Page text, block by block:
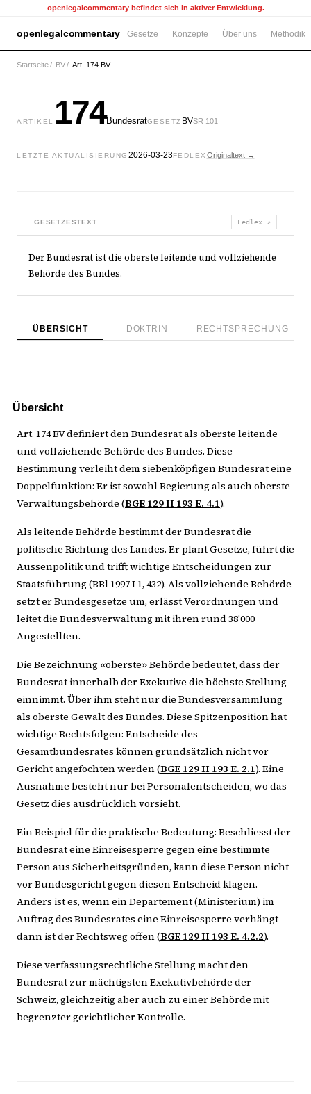
openlegalcommentary befindet sich in aktiver Entwicklung.
openlegalcommentary Gesetze Konzepte Über uns Methodik
Startseite/ BV/ Art. 174 BV
ARTIKEL 174BundesratGESETZ BVSR 101
LETZTE AKTUALISIERUNG 2026-03-23FEDLEX Originaltext →
GESETZESTEXT Fedlex ↗
Der Bundesrat ist die oberste leitende und vollziehende
Behörde des Bundes.
ÜBERSICHT DOKTRIN RECHTSPRECHUNG
Übersicht
Art. 174 BV definiert den Bundesrat als oberste leitende
und vollziehende Behörde des Bundes. Diese
Bestimmung verleiht dem siebenköpfigen Bundesrat eine
Doppelfunktion: Er ist sowohl Regierung als auch oberste
Verwaltungsbehörde (BGE 129 II 193 E. 4.1).
Als leitende Behörde bestimmt der Bundesrat die
politische Richtung des Landes. Er plant Gesetze, führt die
Aussenpolitik und trifft wichtige Entscheidungen zur
Staatsführung (BBl 1997 I 1, 432). Als vollziehende Behörde
setzt er Bundesgesetze um, erlässt Verordnungen und
leitet die Bundesverwaltung mit ihren rund 38'000
Angestellten.
Die Bezeichnung «oberste» Behörde bedeutet, dass der
Bundesrat innerhalb der Exekutive die höchste Stellung
einnimmt. Über ihm steht nur die Bundesversammlung
als oberste Gewalt des Bundes. Diese Spitzenposition hat
wichtige Rechtsfolgen: Entscheide des
Gesamtbundesrates können grundsätzlich nicht vor
Gericht angefochten werden (BGE 129 II 193 E. 2.1). Eine
Ausnahme besteht nur bei Personalentscheiden, wo das
Gesetz dies ausdrücklich vorsieht.
Ein Beispiel für die praktische Bedeutung: Beschliesst der
Bundesrat eine Einreisesperre gegen eine bestimmte
Person aus Sicherheitsgründen, kann diese Person nicht
vor Bundesgericht gegen diesen Entscheid klagen.
Anders ist es, wenn ein Departement (Ministerium) im
Auftrag des Bundesrates eine Einreisesperre verhängt –
dann ist der Rechtsweg offen (BGE 129 II 193 E. 4.2.2).
Diese verfassungsrechtliche Stellung macht den
Bundesrat zur mächtigsten Exekutivbehörde der
Schweiz, gleichzeitig aber auch zu einer Behörde mit
begrenzter gerichtlicher Kontrolle.